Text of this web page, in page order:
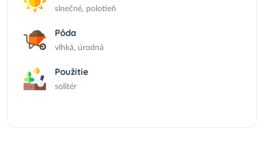
slnečné, polotieň
Pôda
vlhká, úrodná
Použitie
solitér